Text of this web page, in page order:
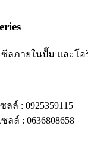
ลภายในปั๊ม และ
ลล์ : 0925359115
ลล์ : 0636808658